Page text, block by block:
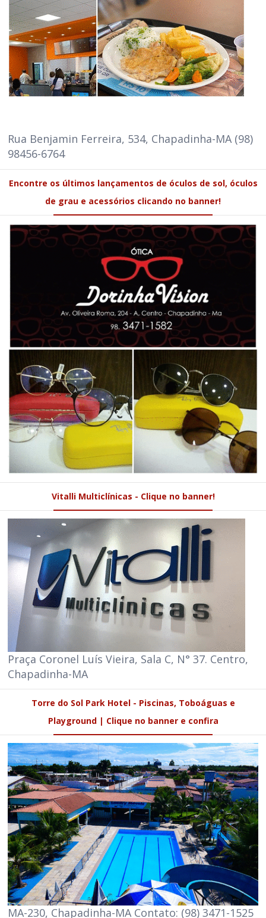
Rua Benjamin Ferreira, 534, Chapadinha-MA (98)
98456-6764
Encontre os últimos lançamentos de óculos de sol, óculos
de grau e acessórios clicando no banner!
Vitalli Multiclínicas - Clique no banner!
Praça Coronel Luís Vieira, Sala C, N° 37. Centro,
Chapadinha-MA
Torre do Sol Park Hotel - Piscinas, Toboáguas e
Playground | Clique no banner e confira
MA-230, Chapadinha-MA Contato: (98) 3471-1525